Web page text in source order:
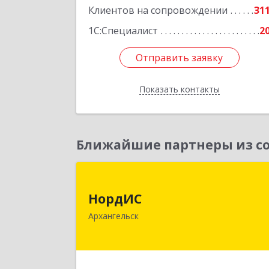
Клиентов на сопровождении
311
1С:Специалист
Отправить заявку
Показать контакты
Отправить заявку
Назад
Ближайшие партнеры из
НордИС
Архангельск
Архангельск г, Гайдара ул, дом № 55,